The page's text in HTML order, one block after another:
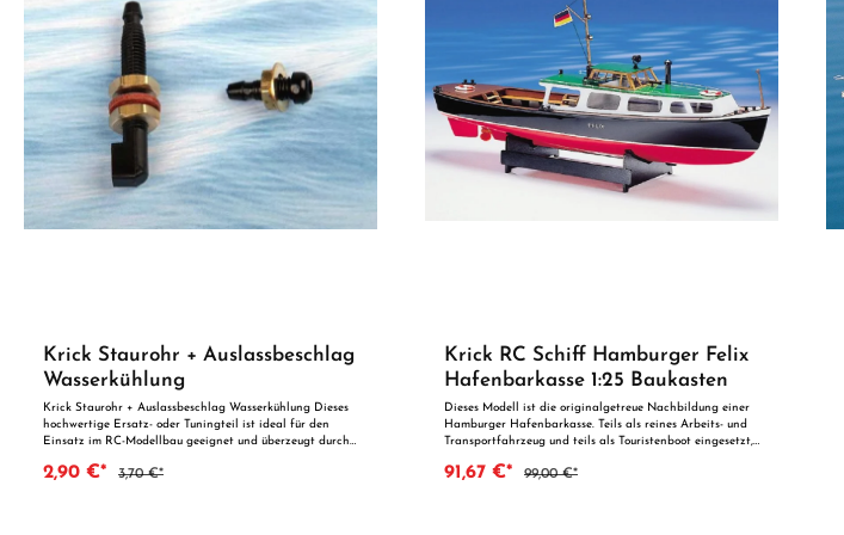
Krick Staurohr + Auslassbeschlag
Wasserkühlung
Krick Staurohr + Auslassbeschlag Wasserkühlung Dieses
hochwertige Ersatz- oder Tuningteil ist ideal für den
Einsatz im RC-Modellbau geeignet und überzeugt durch
perfekten Passgenauigkeit ist es optimal als Ersatzteil
2,90 €* 3,70 €*
Krick RC Schiff Hamburger Felix
Hafenbarkasse 1:25 Baukasten
Dieses Modell ist die originalgetreue Nachbildung einer
Hamburger Hafenbarkasse. Teils als reines Arbeits- und
Transportfahrzeug und teils als Touristenboot eingesetzt,
Barkassen, die im Hamburger Hafen gar nicht
91,67 €* 99,00 €*